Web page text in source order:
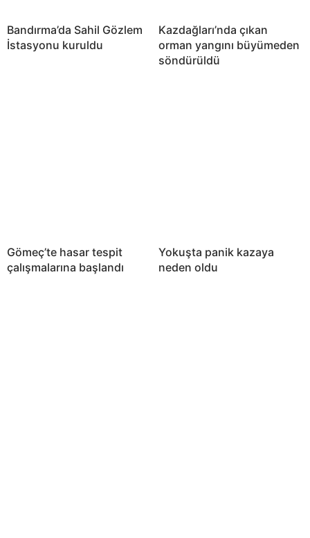
Bandırma’da Sahil Gözlem
İstasyonu kuruldu
Kazdağları’nda çıkan
orman yangını büyümeden
söndürüldü
Gömeç’te hasar tespit
çalışmalarına başlandı
Yokuşta panik kazaya
neden oldu